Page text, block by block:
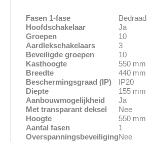
Fasen 1-fase
Bedraad
Hoofdschakelaar
Ja
Groepen
10
Aardlekschakelaars
3
Beveiligde groepen
10
Kasthoogte
550 mm
Breedte
440 mm
Beschermingsgraad (IP)
IP20
Diepte
155 mm
Aanbouwmogelijkheid
Ja
Met transparant deksel
Nee
Hoogte
550 mm
Aantal fasen
1
OverspanningsbeveiligingNee